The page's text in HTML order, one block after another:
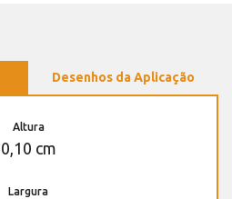
Desenhos da Aplicação
Altura
0,10 cm
Largura